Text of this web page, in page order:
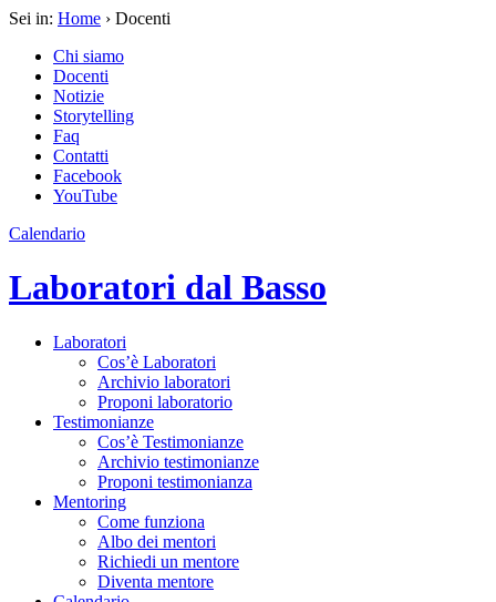
Sei in: Home › Docenti
Chi siamo
Docenti
Notizie
Storytelling
Faq
Contatti
Facebook
YouTube
Calendario
Laboratori dal Basso
Laboratori
Cos’è Laboratori
Archivio laboratori
Proponi laboratorio
Testimonianze
Cos’è Testimonianze
Archivio testimonianze
Proponi testimonianza
Mentoring
Come funziona
Albo dei mentori
Richiedi un mentore
Diventa mentore